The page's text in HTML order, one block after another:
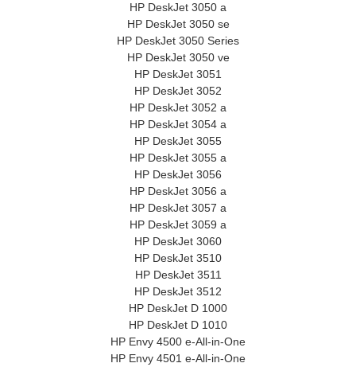
HP DeskJet 3050 a
HP DeskJet 3050 se
HP DeskJet 3050 Series
HP DeskJet 3050 ve
HP DeskJet 3051
HP DeskJet 3052
HP DeskJet 3052 a
HP DeskJet 3054 a
HP DeskJet 3055
HP DeskJet 3055 a
HP DeskJet 3056
HP DeskJet 3056 a
HP DeskJet 3057 a
HP DeskJet 3059 a
HP DeskJet 3060
HP DeskJet 3510
HP DeskJet 3511
HP DeskJet 3512
HP DeskJet D 1000
HP DeskJet D 1010
HP Envy 4500 e-All-in-One
HP Envy 4501 e-All-in-One